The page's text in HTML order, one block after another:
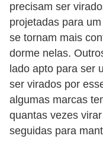
precisam ser
projetadas para
se tornam mais
dorme nelas.
lado apto para ser
ser virados por
algumas marcas
quantas vezes
seguidas para